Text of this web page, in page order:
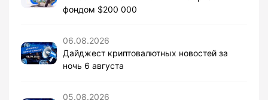
фондом $200 000
06.08.2026
Дайджест криптовалютных новостей за
ночь 6 августа
05.08.2026